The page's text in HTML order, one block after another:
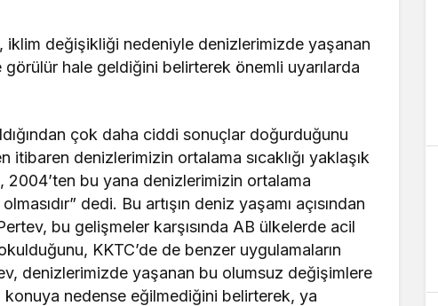
iklim değişikliği nedeniyle denizlerimizde yaşanan
hale geldiğini belirterek önemli uyarılarda
çok daha ciddi sonuçlar doğurduğunu
itibaren denizlerimizin ortalama sıcaklığı yaklaşık
2004’ten bu yana denizlerimizin ortalama
dedi. Bu artışın deniz yaşamı açısından
bu gelişmeler karşısında AB ülkelerde acil
KKTC’de de benzer uygulamaların
denizlerimizde yaşanan bu olumsuz değişimlere
nedense eğilmediğini belirterek, ya